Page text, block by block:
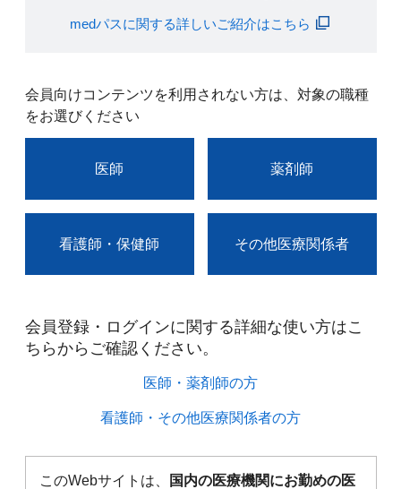
medパスに関する詳しいご紹介はこちら
会員向けコンテンツを利用されない方は、対象の職種
をお選びください
医師 薬剤師
看護師・保健師 その他医療関係者
会員登録・ログインに関する詳細な使い方はこ
ちらからご確認ください。​
医師・薬剤師の方​
看護師・その他医療関係者の方​
このWebサイトは、
国内の医療機関にお勤めの医